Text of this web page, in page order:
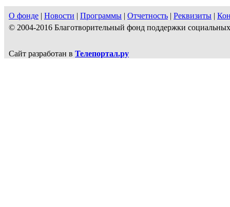
О фонде | Новости | Программы | Отчетность | Реквизиты |
© 2004-2016 Благотворительный фонд поддержки
Сайт разработан в Телепортал.ру